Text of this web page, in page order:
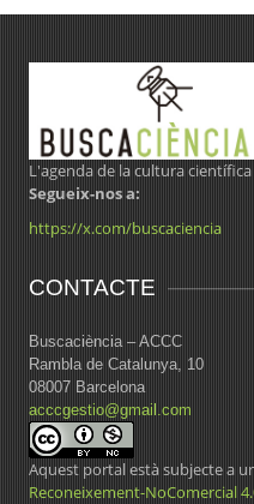
L'agenda de la cultura científica
Segueix-nos a:
https://x.com/buscaciencia
CONTACTE
Buscaciència – ACCC
Rambla de Catalunya, 10
08007 Barcelona
acccgestio@gmail.com
Aquest portal està subjecte a
Reconeixement-NoComercial